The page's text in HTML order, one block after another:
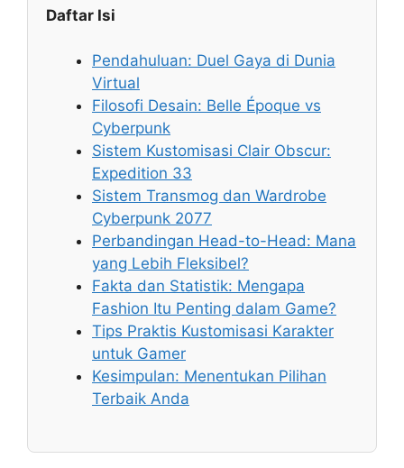
Daftar Isi
Pendahuluan: Duel Gaya di Dunia
Virtual
Filosofi Desain: Belle Époque vs
Cyberpunk
Sistem Kustomisasi Clair Obscur:
Expedition 33
Sistem Transmog dan Wardrobe
Cyberpunk 2077
Perbandingan Head-to-Head: Mana
yang Lebih Fleksibel?
Fakta dan Statistik: Mengapa
Fashion Itu Penting dalam Game?
Tips Praktis Kustomisasi Karakter
untuk Gamer
Kesimpulan: Menentukan Pilihan
Terbaik Anda